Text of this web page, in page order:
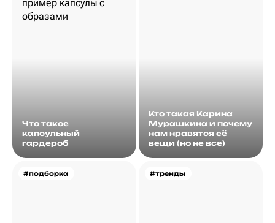
Что такое
капсульный
гардероб
Кто такая Карина
Мурашкина и почему
нам нравятся её
вещи (но не все)
#подборка #тренды